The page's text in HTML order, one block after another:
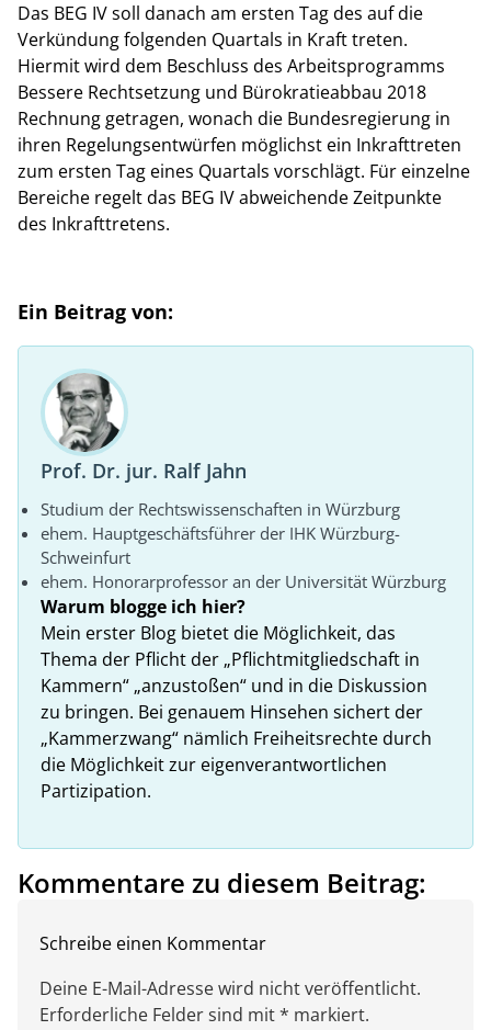
Das BEG IV soll danach am ersten Tag des auf die
Verkündung folgenden Quartals in Kraft treten.
Hiermit wird dem Beschluss des Arbeitsprogramms
Bessere Rechtsetzung und Bürokratieabbau 2018
Rechnung getragen, wonach die Bundesregierung in
ihren Regelungsentwürfen möglichst ein Inkrafttreten
zum ersten Tag eines Quartals vorschlägt. Für einzelne
Bereiche regelt das BEG IV abweichende Zeitpunkte
des Inkrafttretens.
Ein Beitrag von:
Prof. Dr. jur. Ralf Jahn
Studium der Rechtswissenschaften in Würzburg
ehem. Hauptgeschäftsführer der IHK Würzburg-
Schweinfurt
ehem. Honorarprofessor an der Universität Würzburg
Warum blogge ich hier?
Mein erster Blog bietet die Möglichkeit, das
Thema der Pflicht der „Pflichtmitgliedschaft in
Kammern“ „anzustoßen“ und in die Diskussion
zu bringen. Bei genauem Hinsehen sichert der
„Kammerzwang“ nämlich Freiheitsrechte durch
die Möglichkeit zur eigenverantwortlichen
Partizipation.
Kommentare zu diesem Beitrag:
Schreibe einen Kommentar
Deine E-Mail-Adresse wird nicht veröffentlicht.
Erforderliche Felder sind mit * markiert.